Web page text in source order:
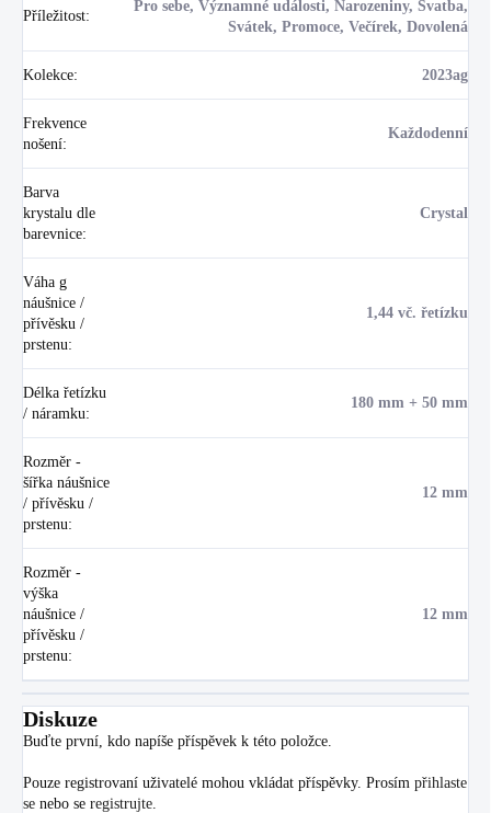
Příležitost:
Pro sebe, Významné události, Narozeniny, Svatba,
Svátek, Promoce, Večírek, Dovolená
Kolekce: 2023ag
Frekvence
nošení:
Každodenní
Barva
krystalu dle
barevnice:
Crystal
Váha g
náušnice /
přívěsku /
prstenu:
1,44 vč. řetízku
Délka řetízku
/ náramku:
180 mm + 50 mm
Rozměr -
šířka náušnice
/ přívěsku /
prstenu:
12 mm
Rozměr -
výška
náušnice /
přívěsku /
prstenu:
12 mm
Diskuze
Buďte první, kdo napíše příspěvek k této položce.
Pouze registrovaní uživatelé mohou vkládat příspěvky. Prosím přihlaste
se nebo se registrujte